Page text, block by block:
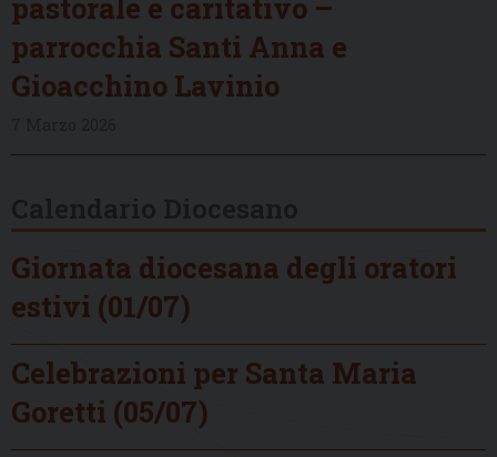
pastorale e caritativo –
parrocchia Santi Anna e
Gioacchino Lavinio
Giornata diocesana degli oratori
estivi (01/07)
Celebrazioni per Santa Maria
Goretti (05/07)